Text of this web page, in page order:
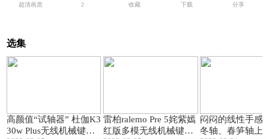
超清画质 2 收藏 下载 分享
选集
高颜值“试轴器” 杜伽K3
30w Plus无线机械键盘
雷柏ralemo Pre 5姹紫嫣
红版多模无线机械键盘
闷闷的线性手感
冬轴、春笋轴上